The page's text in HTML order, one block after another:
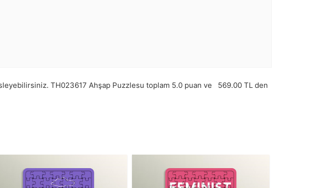
TH023617 Ahşap Puzzlesu toplam 5.0 puan ve 569.00 TL den